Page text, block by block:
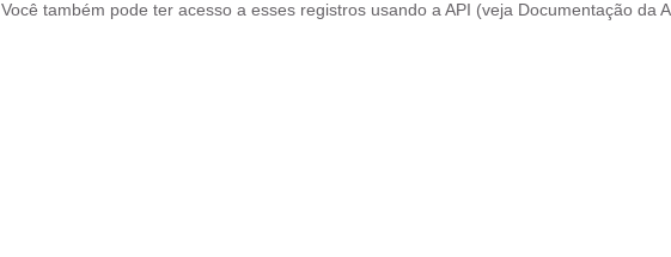
Você também pode ter acesso a esses registros usando a API (veja Documentação da